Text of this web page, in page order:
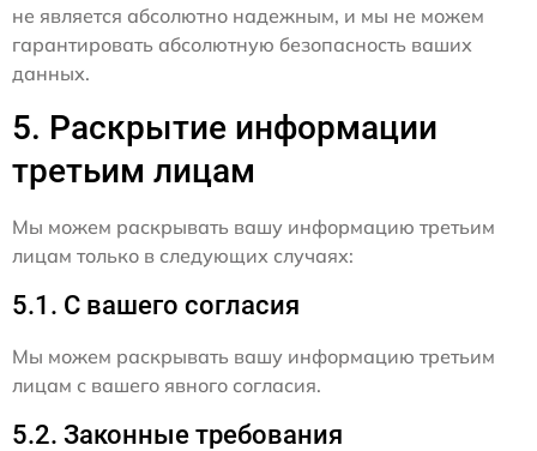
не является абсолютно надежным, и мы не можем
гарантировать абсолютную безопасность ваших
данных.
5. Раскрытие информации
третьим лицам
Мы можем раскрывать вашу информацию третьим
лицам только в следующих случаях:
5.1. С вашего согласия
Мы можем раскрывать вашу информацию третьим
лицам с вашего явного согласия.
5.2. Законные требования